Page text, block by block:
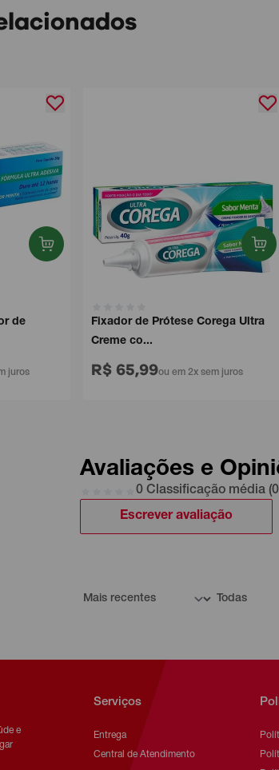
Fixador de Prótese Corega Ultra
Creme co...
R$ 65,99ou em 2x sem juros
Avaliações e
0 Classificação média
Escrever avaliação
e
Serviços
Entrega
Central de Atendimento